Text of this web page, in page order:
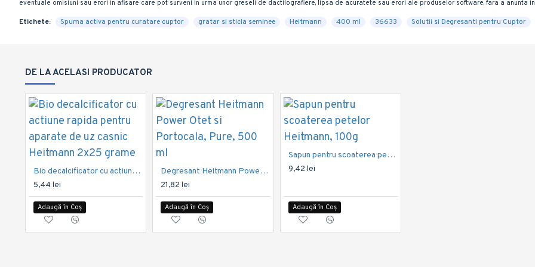
eventuale omisiuni sau erori in afisare care pot surveni in urma unor greseli de dactilografiere, lipsa de acuratete sau erori ale produselor software, fara a anunta
Etichete: Spuma activa pentru curatare cuptor gratar si sticla seminee Heitmann 400 ml 36633 Solutii si Degresanti pentru Cuptor
DE LA ACELASI PRODUCATOR
Bio decalcificator cu actiune rapida pentru aparate de uz casnic Heitmann 2x25 grame
5,44 lei
Adaugă în Coș
Degresant Heitmann Power Otet si Portocala, Pure, 500 ml
21,82 lei
Adaugă în Coș
Sapun pentru scoaterea petelor Heitmann, 100g
9,42 lei
Adaugă în Coș